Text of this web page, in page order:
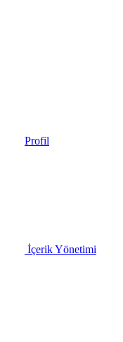
Profil
İçerik Yönetimi